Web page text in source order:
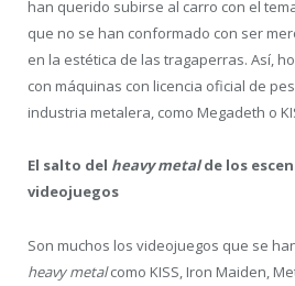
han querido subirse al carro con el
que no se han conformado con ser
en la estética de las tragaperras. Así,
con máquinas con licencia oficial de
industria metalera, como Megadeth o
El salto del heavy metalde los
videojuegos
Son muchos los videojuegos que se
heavy metalcomo KISS, Iron Maiden,